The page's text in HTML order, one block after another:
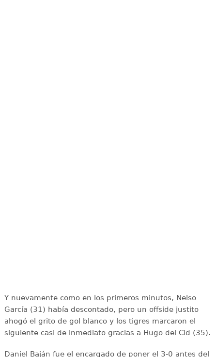
Y nuevamente como en los primeros minutos, Nelso
García (31) había descontado, pero un offside justito
ahogó el grito de gol blanco y los tigres marcaron el
siguiente casi de inmediato gracias a Hugo del Cid (35).
Daniel Baján fue el encargado de poner el 3-0 antes del